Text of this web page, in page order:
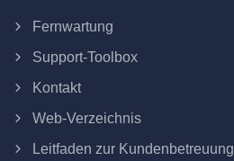
Fernwartung
Support-Toolbox
Kontakt
Web-Verzeichnis
Leitfaden zur Kundenbetreuung